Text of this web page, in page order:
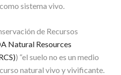
sistema vivo.
de Recursos
Natural Resources
) “el suelo no es un medio
natural vivo y vivificante.